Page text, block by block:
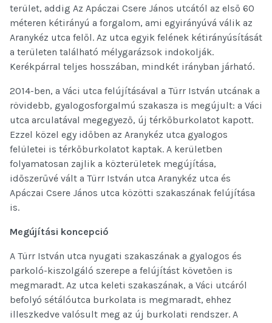
terület, addig Az Apáczai Csere János utcától az első 60
méteren kétirányú a forgalom, ami egyirányúvá válik az
Aranykéz utca felől. Az utca egyik felének kétirányúsítását
a területen található mélygarázsok indokolják.
Kerékpárral teljes hosszában, mindkét irányban járható.
2014-ben, a Váci utca felújításával a Türr István utcának a
rövidebb, gyalogosforgalmú szakasza is megújult: a Váci
utca arculatával megegyező, új térkőburkolatot kapott.
Ezzel közel egy időben az Aranykéz utca gyalogos
felületei is térkőburkolatot kaptak. A kerületben
folyamatosan zajlik a közterületek megújítása,
időszerűvé vált a Türr István utca Aranykéz utca és
Apáczai Csere János utca közötti szakaszának felújítása
is.
Megújítási koncepció
A Türr István utca nyugati szakaszának a gyalogos és
parkoló-kiszolgáló szerepe a felújítást követően is
megmaradt. Az utca keleti szakaszának, a Váci utcáról
befolyó sétálóutca burkolata is megmaradt, ehhez
illeszkedve valósult meg az új burkolati rendszer. A